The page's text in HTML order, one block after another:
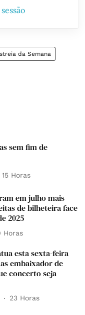
da Semana
sem fim de
15 Horas
em julho mais
de bilheteira face
2025
Horas
esta sexta-feira
embaixador de
concerto seja
23 Horas